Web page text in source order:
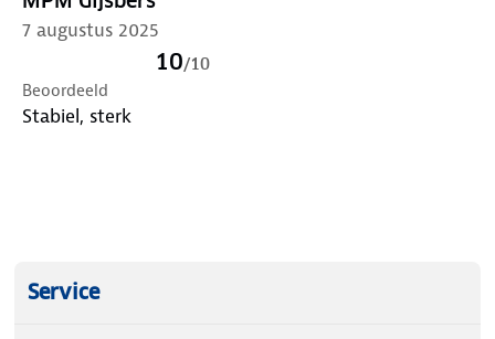
7 augustus 2025
10/10
Beoordeeld
Stabiel, sterk
Service